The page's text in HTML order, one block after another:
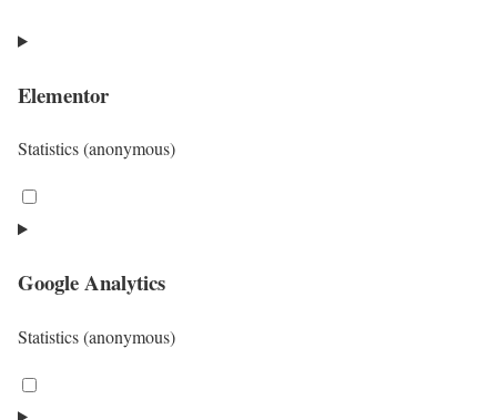
Elementor
Statistics (anonymous)
C
o
s
n
t
Google Analytics
Statistics (anonymous)
C
o